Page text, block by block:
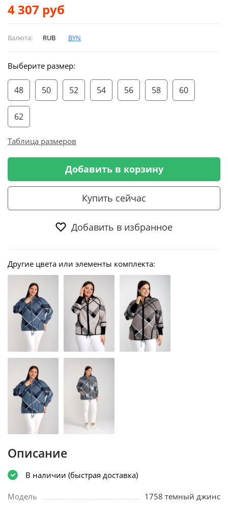
4 307 руб
Валюта: RUB BYN
Выберите размер:
48 50 52 54 56 58 60
62
Таблица размеров
Добавить в корзину
Купить сейчас
Добавить в избранное
Другие цвета или элементы комплекта:
Описание
В наличии (быстрая доставка)
Модель 1758 темный джинс